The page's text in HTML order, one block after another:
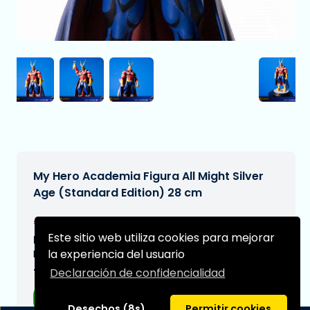
Este sitio web utiliza cookies para mejorar
la experiencia del usuario
Declaración de confidencialidad
My Hero Academia Figura All Might Silver
Age (Standard Edition) 28 cm
€84,99
Fecha de entrega prevista:
N/A
Tipo: